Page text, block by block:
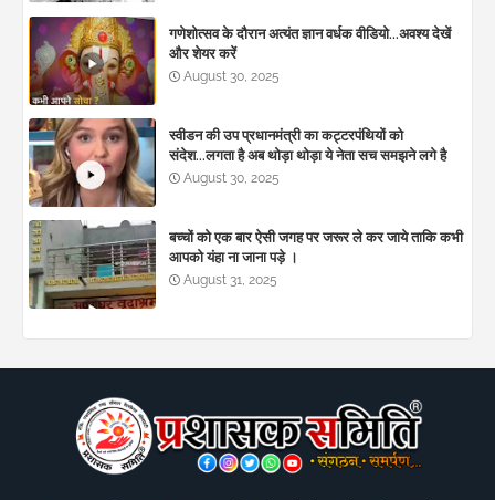
गणेशोत्सव के दौरान अत्यंत ज्ञान वर्धक वीडियो...अवश्य देखें
और शेयर करें
August 30, 2025
स्वीडन की उप प्रधानमंत्री का कट्टरपंथियों को
संदेश...लगता है अब थोड़ा थोड़ा ये नेता सच समझने लगे है
August 30, 2025
बच्चों को एक बार ऐसी जगह पर जरूर ले कर जाये ताकि कभी
आपको यंहा ना जाना पड़े ।
August 31, 2025